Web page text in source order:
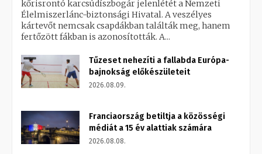
kőrisrontó karcsúdíszbogár jelenlétét a Nemzeti
Élelmiszerlánc-biztonsági Hivatal. A veszélyes
kártevőt nemcsak csapdákban találták meg, hanem
fertőzött fákban is azonosították. A...
Tűzeset nehezíti a fallabda Európa-
bajnokság előkészületeit
2026.08.09.
Franciaország betiltja a közösségi
médiát a 15 év alattiak számára
2026.08.08.